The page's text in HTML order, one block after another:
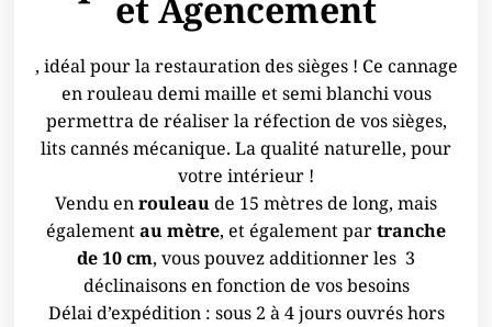
et Agencement
, idéal pour la restauration des sièges ! Ce cannage
en rouleau demi maille et semi blanchi vous
permettra de réaliser la réfection de vos sièges,
lits cannés mécanique. La qualité naturelle, pour
votre intérieur !
Vendu enrouleaude 15 mètres de long, mais
égalementau mètre, et également partranche
de 10 cm, vous pouvez additionner les 3
déclinaisons en fonction de vos besoins
Délai d’expédition : sous 2 à 4 jours ouvrés hors